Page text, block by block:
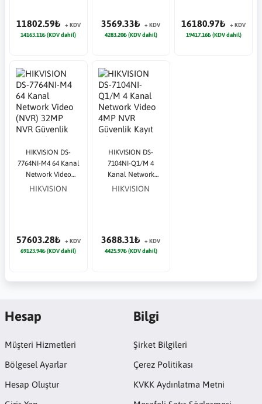
11802.59₺
+ KDV
14163.11₺ (KDV dahil)
3569.33₺
+ KDV
4283.20₺ (KDV dahil)
16180.97₺
+ KDV
19417.16₺ (KDV dahil)
HIKVISION DS-
7764NI-M4 64 Kanal
Network Video
(NVR) 32MP NVR
HIKVISION
57603.28₺
+ KDV
69123.94₺ (KDV dahil)
HIKVISION DS-
7104NI-Q1/M 4
Kanal Network
Video 4MP NVR
HIKVISION
3688.31₺
+ KDV
4425.97₺ (KDV dahil)
Hesap
Müşteri Hizmetleri
Bölgesel Ayarlar
Hesap Oluştur
Bilgi
Şirket Bilgileri
Çerez Politikası
KVKK Aydınlatma Metni